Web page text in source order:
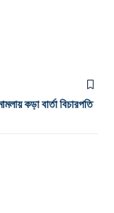
কড়া বার্তা বিচারপতি